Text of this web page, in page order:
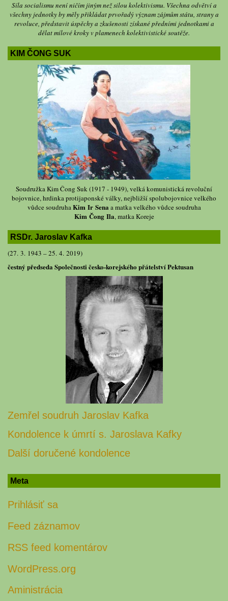
Síla socialismu není ničím jiným než silou kolektivismu. Všechna odvětví a
všechny jednotky by měly přikládat prvořadý význam zájmům státu, strany a
revoluce, představit úspěchy a zkušenosti získané předními jednotkami a
dělat mílové kroky v plamenech kolektivistické soutěže.
KIM ČONG SUK
Soudružka Kim Čong Suk (1917 - 1949), velká komunistická revoluční
bojovnice, hrdinka protijaponské války, nejbližší spolubojovnice velkého
vůdce soudruhaKim Ir Sena a matka velkého vůdce soudruha
Kim Čong Ila, matka Koreje
RSDr. Jaroslav Kafka
(27. 3. 1943 – 25. 4. 2019)
čestný předseda Společnosti česko-korejského přátelství Pektusan
Zemřel soudruh Jaroslav Kafka
Kondolence k úmrtí s. Jaroslava Kafky
Další doručené kondolence
Meta
Prihlásiť sa
Feed záznamov
RSS feed komentárov
WordPress.org
Aministrácia